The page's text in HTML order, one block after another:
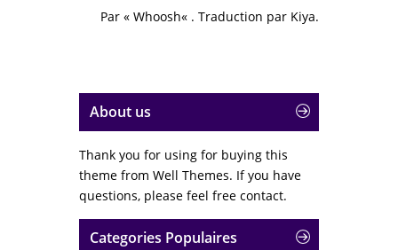
Par « Whoosh« . Traduction par Kiya.
About us
Thank you for using for buying this
theme from Well Themes. If you have
questions, please feel free contact.
Categories Populaires